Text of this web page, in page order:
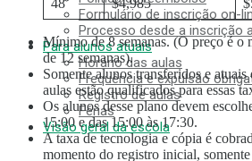
Formulário de inscrição on-
Processo desde a inscrição
Para alunos atuais
Horário das aulas
Frequência e expulsão
Registro de aulas
Férias
Visão geral da escola
Mínimo de 8 semanas. (O preço é o
de 12 semanas).
Somente alunos transferidos e atuais
aulas estão qualificados para essas
Os alunos desse plano devem
15:00 e das 15:00 às 17:30.
A taxa de tecnologia e cópia é
momento do registro inicial,